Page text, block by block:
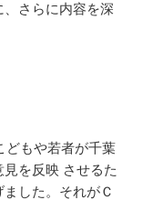
さらに内容を深
どもや若者が千葉
を反映 させるた
した。それがＣ